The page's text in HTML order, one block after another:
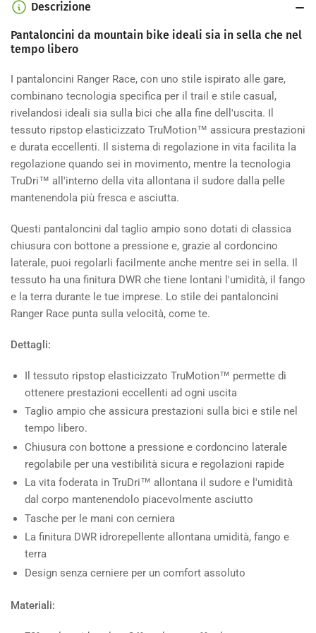
Descrizione
Pantaloncini da mountain bike ideali sia in sella che nel
tempo libero
I pantaloncini Ranger Race, con uno stile ispirato alle gare,
combinano tecnologia specifica per il trail e stile casual,
rivelandosi ideali sia sulla bici che alla fine dell'uscita. Il
tessuto ripstop elasticizzato TruMotion™ assicura prestazioni
e durata eccellenti. Il sistema di regolazione in vita facilita la
regolazione quando sei in movimento, mentre la tecnologia
TruDri™ all'interno della vita allontana il sudore dalla pelle
mantenendola più fresca e asciutta.
Questi pantaloncini dal taglio ampio sono dotati di classica
chiusura con bottone a pressione e, grazie al cordoncino
laterale, puoi regolarli facilmente anche mentre sei in sella. Il
tessuto ha una finitura DWR che tiene lontani l'umidità, il fango
e la terra durante le tue imprese. Lo stile dei pantaloncini
Ranger Race punta sulla velocità, come te.
Dettagli:
Il tessuto ripstop elasticizzato TruMotion™ permette di
ottenere prestazioni eccellenti ad ogni uscita
Taglio ampio che assicura prestazioni sulla bici e stile nel
tempo libero.
Chiusura con bottone a pressione e cordoncino laterale
regolabile per una vestibilità sicura e regolazioni rapide
La vita foderata in TruDri™ allontana il sudore e l'umidità
dal corpo mantenendolo piacevolmente asciutto
Tasche per le mani con cerniera
La finitura DWR idrorepellente allontana umidità, fango e
terra
Design senza cerniere per un comfort assoluto
Materiali: